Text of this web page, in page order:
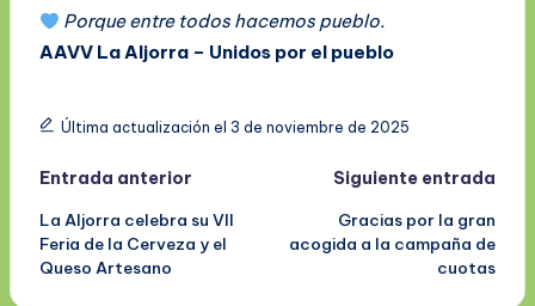
Porque entre todos hacemos pueblo.
AAVV La Aljorra – Unidos por el pueblo
Última actualización el 3 de noviembre de 2025
Navegación
de
entradas
Entrada anterior
La Aljorra celebra su VII
Feria de la Cerveza y el
Queso Artesano
Siguiente entrada
Gracias por la gran
acogida a la campaña de
cuotas